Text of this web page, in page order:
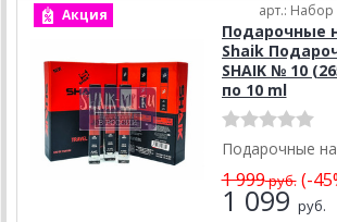
Акция арт.: Набор
Подарочные
Shaik
SHAIK № 10
по 10 ml
Подарочные
1 999руб.(-
1 099 руб.